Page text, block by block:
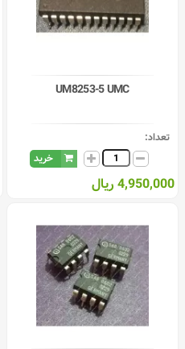
UM8253-5 UMC
تعداد:
خرید
4,950,000 ریال